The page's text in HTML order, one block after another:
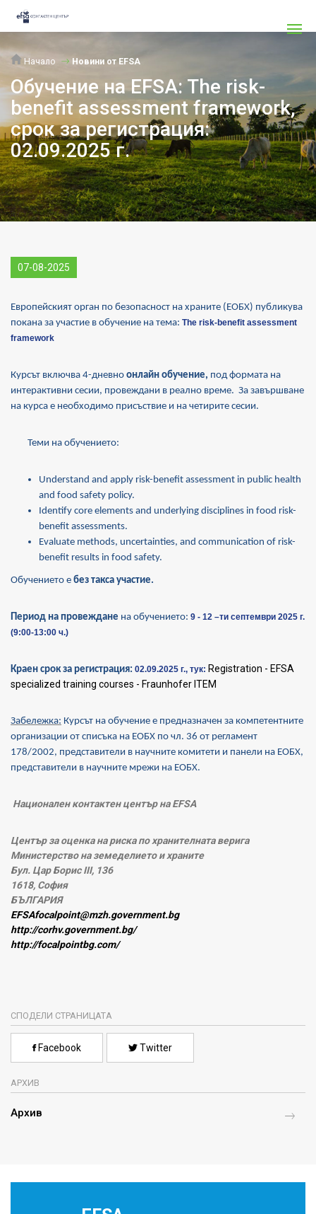
Начало Новини от EFSA
Обучение на EFSA: The risk-
benefit assessment framework,
срок за регистрация:
02.09.2025 г.
07-08-2025
Европейският орган по безопасност на храните (ЕОБХ) публикува
покана за участие в обучение на тема: The risk-benefit assessment
framework
Курсът включва 4-дневно онлайн обучение, под формата на
интерактивни сесии, провеждани в реално време. За завършване
на курса е необходимо присъствие и на четирите сесии.
Теми на обучението:
Understand and apply risk-benefit assessment in public health
and food safety policy.
Identify core elements and underlying disciplines in food risk-
benefit assessments.
Evaluate methods, uncertainties, and communication of risk-
benefit results in food safety.
Обучението е без такса участие.
Период на провеждане на обучението: 9 - 12 –ти септември 2025 г.
(9:00-13:00 ч.)
Краен срок за регистрация: 02.09.2025 г., тук: Registration - EFSA
specialized training courses - Fraunhofer ITEM
Забележка: Курсът на обучение e предназначен за компетентните
организации от списъка на ЕОБХ по чл. 36 от регламент
178/2002, представители в научните комитети и панели на ЕОБХ,
представители в научните мрежи на ЕОБХ.
Национален контактен център на EFSA
Център за оценка на риска по хранителната верига
Министерство на земеделието и храните
Бул. Цар Борис III, 136
1618, София
БЪЛГАРИЯ
EFSAfocalpoint@mzh.government.bg
http://corhv.government.bg/
http://focalpointbg.com/
СПОДЕЛИ СТРАНИЦАТА
Facebook Twitter
АРХИВ
Архив